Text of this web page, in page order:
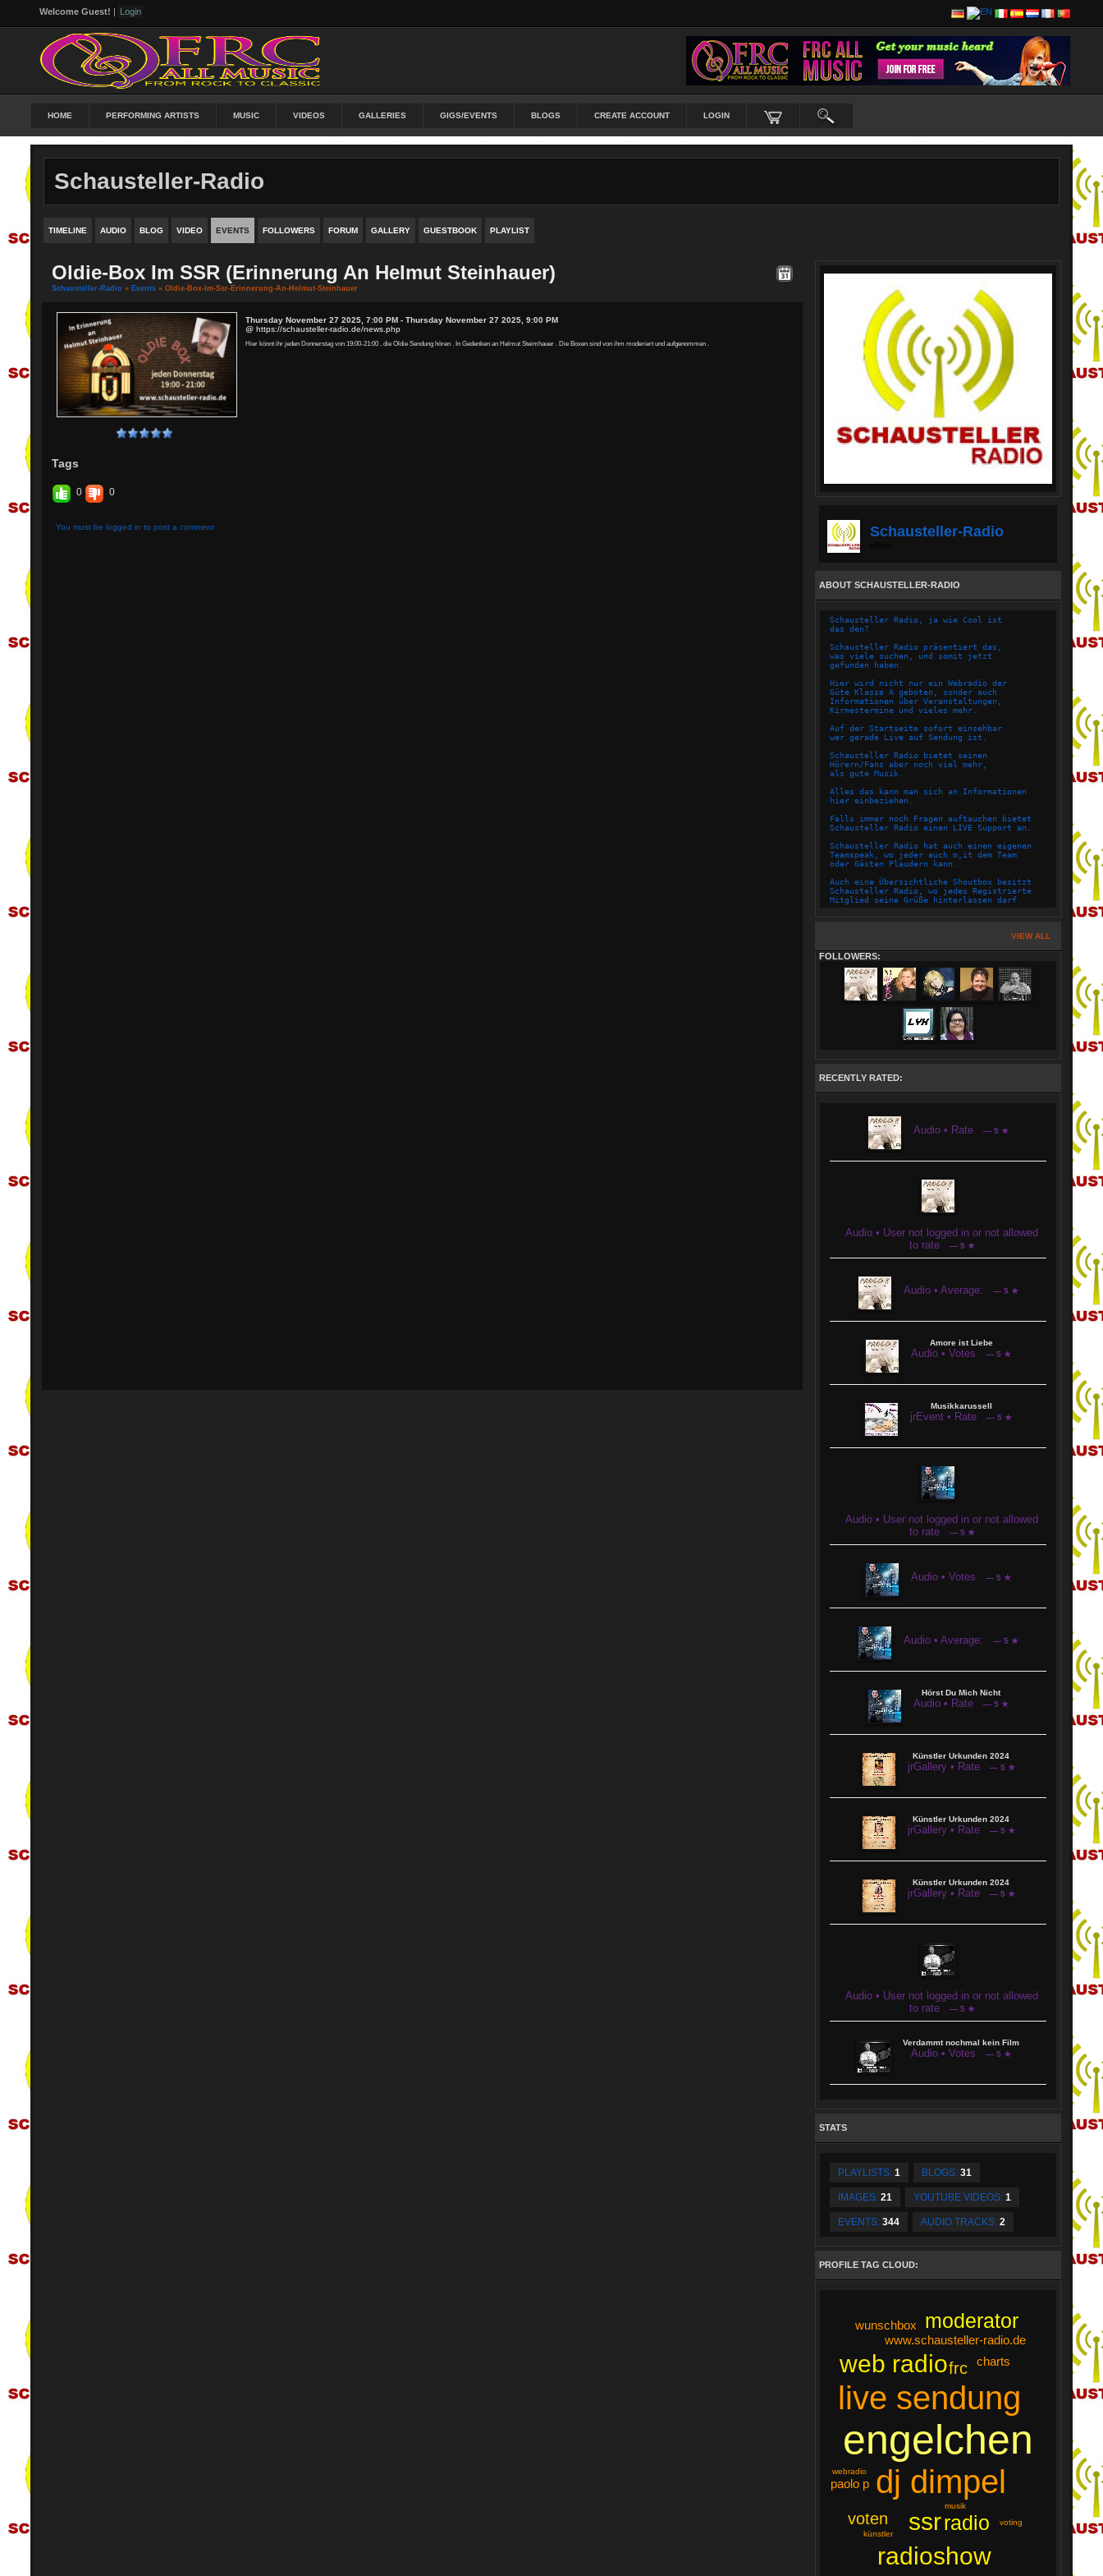
Welcome Guest! | Login
HOME PERFORMING ARTISTS MUSIC VIDEOS GALLERIES GIGS/EVENTS BLOGS CREATE ACCOUNT LOGIN
Schausteller-Radio
TIMELINE AUDIO BLOG VIDEO EVENTS FOLLOWERS FORUM GALLERY GUESTBOOK PLAYLIST
Oldie-Box Im SSR (Erinnerung An Helmut Steinhauer)
Schausteller-Radio » Events » Oldie-Box-Im-Ssr-Erinnerung-An-Helmut-Steinhauer
Thursday November 27 2025, 7:00 PM - Thursday November 27 2025, 9:00 PM
@ https://schausteller-radio.de/news.php
Hier könnt ihr jeden Donnerstag von 19:00-21:00 , die Oldie Sendung hören . In Gedenken an Helmut Steimhauer . Die Boxen sind von ihm moderiert und aufgenommen .
Tags
0 0
You must be logged in to post a comment Schausteller-Radio
ABOUT SCHAUSTELLER-RADIO
Schausteller Radio, ja wie Cool ist
das den?
Schausteller Radio präsentiert das,
was viele suchen, und somit jetzt
gefunden haben.
Hier wird nicht nur ein Webradio der
Güte Klasse A geboten, sonder auch
Informationen über Veranstaltungen,
Kirmestermine und vieles mehr.
Auf der Startseite sofort einsehbar
wer gerade Live auf Sendung ist.
Schausteller Radio bietet seinen
Hörern/Fans aber noch viel mehr,
als gute Musik.
Alles das kann man sich an Informationen
hier einbeziehen.
Falls immer noch Fragen auftauchen bietet
Schausteller Radio einen LIVE Support an.
Schausteller Radio hat auch einen eigenen
Teamspeak, wo jeder auch m,it dem Team
oder Gästen Plaudern kann.
Auch eine Übersichtliche Shoutbox besitzt
Schausteller Radio, wo jedes Registrierte
Mitglied seine Grüße hinterlassen darf.
Die Page von Schausteller Radio hat Übersichtliche
Das Team von Schausteller Radio ist mit zusammenhalt
für ihre Hörer da.
Hier ist für Jung und Alt alles an Musik dabei,
hier wird das gespielt was jeder hören mag.
Der vorhandene Sendeplan bietet jeden Hörer,
seine/ihre Lieblingssendung raus zu suchen
und die Zeit mit Schausteller Radio zu genießen.
Hier wird zu Anfang gleich auf den
Mit einer Registrierung oder auch als Gast
ist man hier Herzlich Willkommen.
Die User im Chat sind sehr nett und zuvorkommend.
Die Musik kommt klar und deutlich rüber
VIEW ALL
FOLLOWERS:
RECENTLY RATED:
Audio • Rate — 5 ★
Audio • User not logged in or not allowed
to rate
— 5 ★
Audio • Average: — 5 ★
Amore ist Liebe
Audio • Votes — 5 ★
Musikkarussell
jrEvent • Rate — 5 ★
Audio • User not logged in or not allowed
to rate
— 5 ★
Audio • Votes — 5 ★
Audio • Average: — 5 ★
Hörst Du Mich Nicht
Audio • Rate — 5 ★
Künstler Urkunden 2024
jrGallery • Rate — 5 ★
Künstler Urkunden 2024
jrGallery • Rate — 5 ★
Künstler Urkunden 2024
jrGallery • Rate — 5 ★
Audio • User not logged in or not allowed
to rate
— 5 ★
Verdammt nochmal kein Film
Audio • Votes — 5 ★
STATS
PLAYLISTS: 1 BLOGS: 31
IMAGES: 21 YOUTUBE VIDEOS: 1
EVENTS: 344 AUDIO TRACKS: 2
PROFILE TAG CLOUD:
engelchen
dj dimpel
live sendung
ssr
web radio
radioshow
radio
moderator
frc
voten
www.schausteller-radio.de
charts
paolo p
wunschbox
künstler
webradio
musik
voting